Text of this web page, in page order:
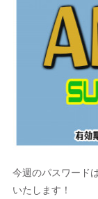
今週のパスワード
いたします！